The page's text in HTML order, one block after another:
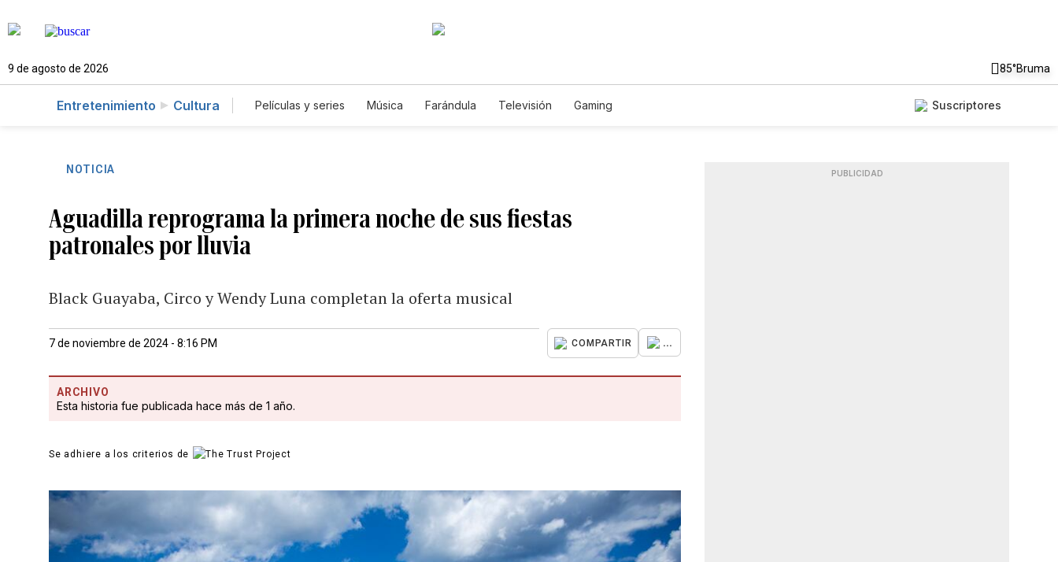
9 de agosto de 2026 85°Bruma
Entretenimiento Cultura Películas y series Música Farándula Televisión Gaming Suscriptores
NOTICIA
Aguadilla reprograma la primera noche de sus fiestas
patronales por lluvia
Black Guayaba, Circo y Wendy Luna completan la oferta musical
7 de noviembre de 2024 - 8:16 PM COMPARTIR ...
ARCHIVO
Esta historia fue publicada hace más de 1 año.
Se adhiere a los criterios de
PUBLICIDAD